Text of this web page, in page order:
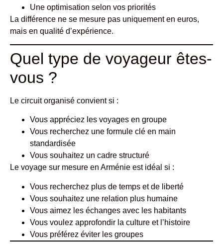
Une optimisation selon vos priorités
La différence ne se mesure pas uniquement en euros,
mais en qualité d’expérience.
Quel type de voyageur êtes-
vous ?
Le circuit organisé convient si :
Vous appréciez les voyages en groupe
Vous recherchez une formule clé en main
standardisée
Vous souhaitez un cadre structuré
Le voyage sur mesure en Arménie est idéal si :
Vous recherchez plus de temps et de liberté
Vous souhaitez une relation plus humaine
Vous aimez les échanges avec les habitants
Vous voulez approfondir la culture et l’histoire
Vous préférez éviter les groupes